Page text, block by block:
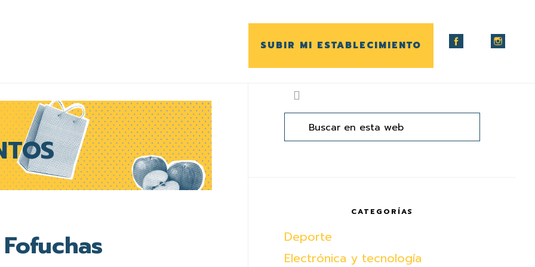
SUBIR MI ESTABLECIMIENTO
Barra
lateral
principal
Buscar
en
web
CATEGORÍAS
Deporte
Electrónica y tecnología